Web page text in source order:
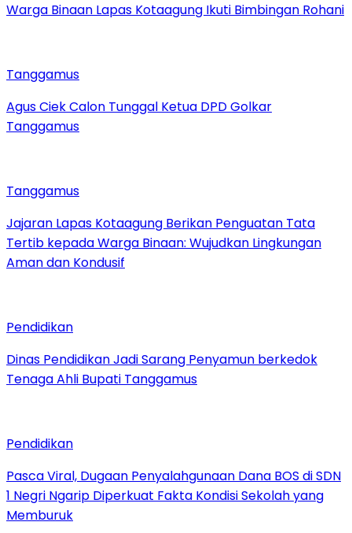
Warga Binaan Lapas Kotaagung Ikuti Bimbingan Rohani
Tanggamus
Agus Ciek Calon Tunggal Ketua DPD Golkar
Tanggamus
Tanggamus
Jajaran Lapas Kotaagung Berikan Penguatan Tata
Tertib kepada Warga Binaan: Wujudkan Lingkungan
Aman dan Kondusif
Pendidikan
Dinas Pendidikan Jadi Sarang Penyamun berkedok
Tenaga Ahli Bupati Tanggamus
Pendidikan
Pasca Viral, Dugaan Penyalahgunaan Dana BOS di SDN
1 Negri Ngarip Diperkuat Fakta Kondisi Sekolah yang
Memburuk